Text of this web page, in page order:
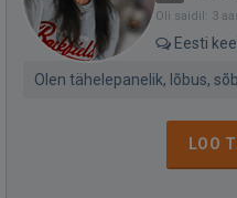
Oli saidil: 3
Eesti
Olen tähelepanelik, lõbus,
LOO